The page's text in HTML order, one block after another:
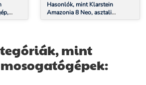
Hasonlók, mint Klarstein
Amazonia 8 Neo, asztali
mosogatógép, 8 program, LED
mint